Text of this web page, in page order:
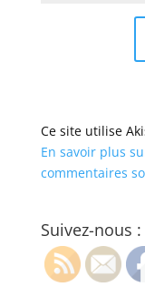
Ce site utilise
En savoir plus
commentaires
Suivez-nous :